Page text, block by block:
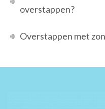
overstappen?
Overstappen met